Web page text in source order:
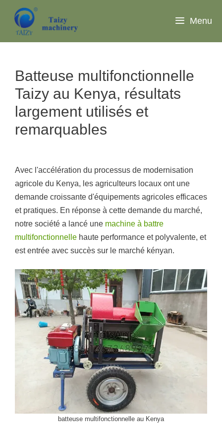
contenu
Menu
Batteuse multifonctionnelle
Taizy au Kenya, résultats
largement utilisés et
remarquables
Avec l'accélération du processus de modernisation
agricole du Kenya, les agriculteurs locaux ont une
demande croissante d'équipements agricoles efficaces
et pratiques. En réponse à cette demande du marché,
notre société a lancé une machine à battre
multifonctionnelle haute performance et polyvalente, et
est entrée avec succès sur le marché kényan.
batteuse multifonctionnelle au Kenya